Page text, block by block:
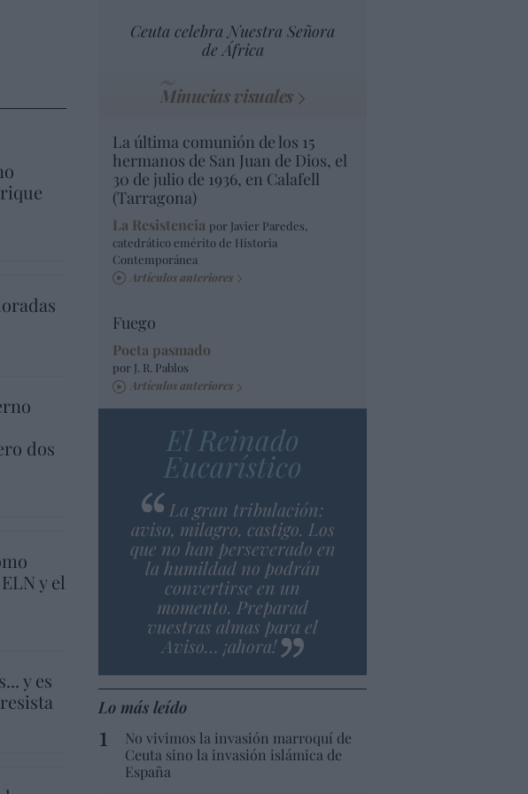
dos
y el
y es
Ceuta celebra Nuestra Señora
de África
Minucias visuales
La última comunión de los 15
hermanos de San Juan de Dios, el
30 de julio de 1936, en Calafell
(Tarragona)
La Resistencia por Javier Paredes,
catedrático emérito de Historia
Contemporánea
Artículos anteriores
Fuego
Poeta pasmado
por J. R. Pablos
Artículos anteriores
El Reinado
Eucarístico
La gran tribulación:
aviso, milagro, castigo. Los
que no han perseverado en
la humildad no podrán
convertirse en un
momento. Preparad
vuestras almas para el
Aviso… ¡ahora!
Lo más leído
No vivimos la invasión marroquí de
Ceuta sino la invasión islámica de
España